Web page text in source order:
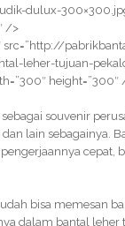
dulux-
/>
src=”http://
leher-tujuan-
height=”300″
souvenir
lain sebagainya.
cepat,
bisa memesan
dalam bantal